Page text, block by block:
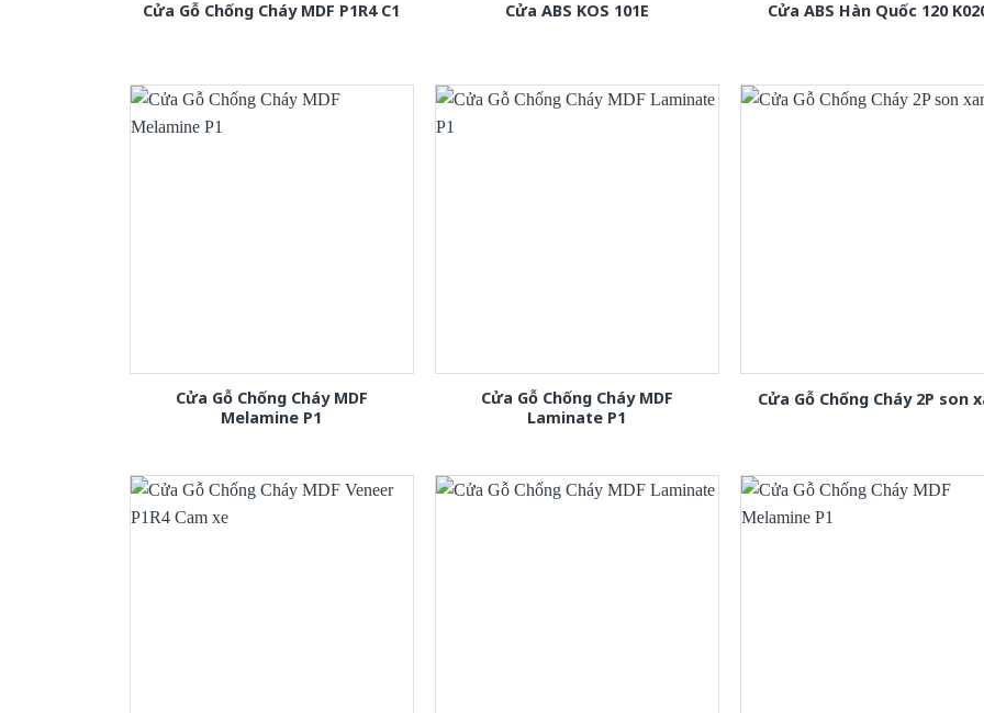
Cửa Gỗ Chống Cháy MDF P1R4 C1 Cửa ABS KOS 101E Cửa ABS Hàn Quốc 120
Cửa Gỗ Chống Cháy MDF
Melamine P1
Cửa Gỗ Chống Cháy MDF
Laminate P1
Cửa Gỗ Chống Cháy 2P son